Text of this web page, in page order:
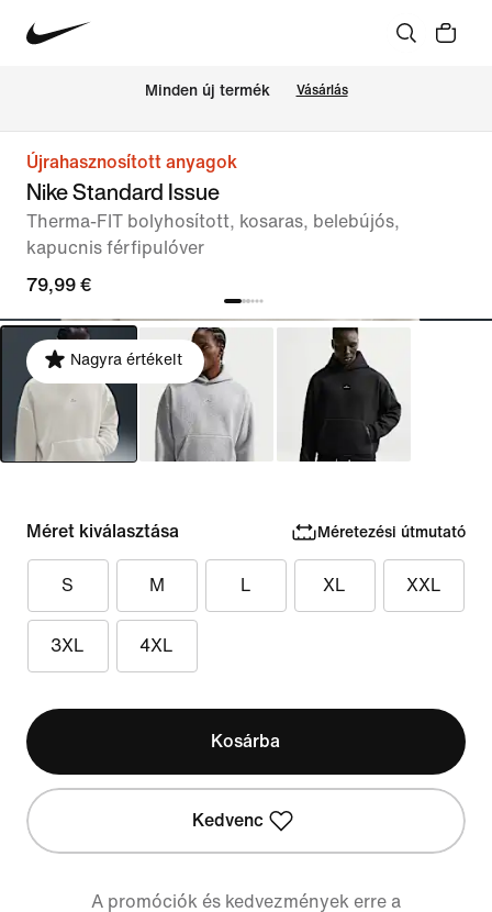
Minden új termék Vásárlás
Újrahasznosított anyagok
Nike Standard Issue
Therma-FIT bolyhosított, kosaras, belebújós,
kapucnis férfipulóver
79,99 €
Nagyra értékelt
Méret kiválasztása Méretezési útmutató
S M L XL XXL
3XL 4XL
Kosárba
Kedvenc
A promóciók és kedvezmények erre a